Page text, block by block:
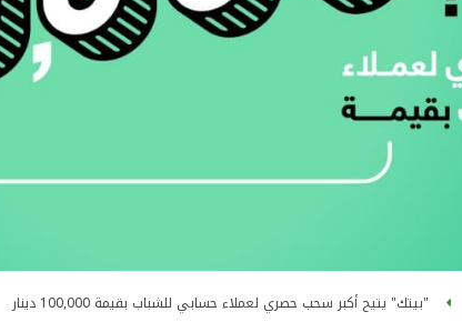
"بيتك" يتيح أكبر سحب حصري لعملاء حسابي للشباب بقيمة 100,000 دينار